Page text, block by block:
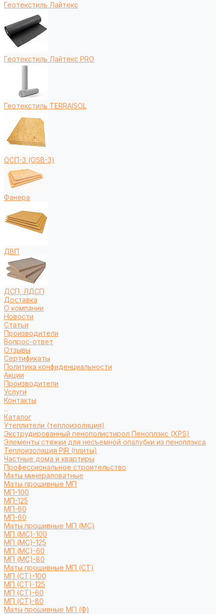
Геотекстиль Лайтекс
Геотекстиль Лайтекс PRO
Геотекстиль TERRAISOL
ОСП-3 (OSB-3)
Фанера
ДВП
ДСП, ЛДСП
Доставка
О компании
Новости
Статьи
Производители
Вопрос-ответ
Отзывы
Сертификаты
Политика конфиденциальности
Акции
Производители
Услуги
Контакты
...
Каталог
Утеплители (теплоизоляция)
Экструдированный пенополистирол Пеноплэкс (XPS)
Элементы стяжки для несъемной опалубки из пеноплэкса
Теплоизоляция PIR (плиты)
Частные дома и квартиры
Профессиональное строительство
Маты минераловатные
Маты прошивные МП
МП-100
МП-125
МП-80
МП-60
Маты прошивные МП (МС)
МП (МС)-100
МП (МС)-125
МП (МС)-60
МП (МС)-80
Маты прошивные МП (СТ)
МП (СТ)-100
МП (СТ)-125
МП (СТ)-60
МП (СТ)-80
Маты прошивные МП (Ф)